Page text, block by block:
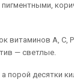
витаминов А, С,
— светлые.
десятки